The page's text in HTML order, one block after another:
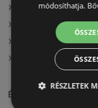
A(z) Metro ajánlatai
A(z) Müller HU
A(z) Coop ajánlatai
A(z) AlphaZoo
Érdeklődésre
módosíthatja.
RÉSZLETEK